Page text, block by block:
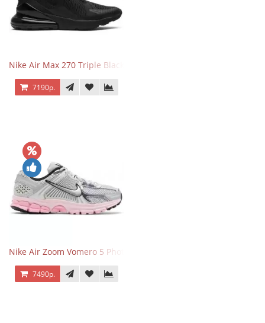
Nike Air Max 270 Triple Black
7190р.
Nike Air Zoom Vomero 5 Photon Dust Pink Foam
7490р.